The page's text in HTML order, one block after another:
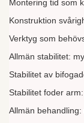
Montering tid som
Konstruktion
Verktyg som
Allmän stabilitet:
Stabilitet av
Stabilitet foder
Allmän